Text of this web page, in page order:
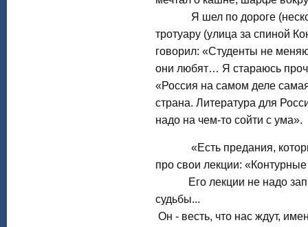
Я шел по дороге
тротуару (улица за спиной
говорил: «Студенты не
они любят… Я стараюсь
«Россия на самом деле
страна. Литература для
надо на чем-то сойти с ума».
«Есть предания, которые
про свои лекции:
Его лекции не надо
судьбы...
Он - весть, что нас ждут,